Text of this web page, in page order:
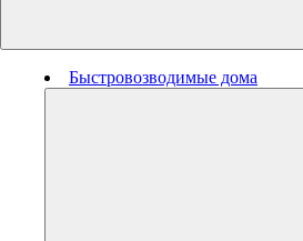
Быстровозводимые дома